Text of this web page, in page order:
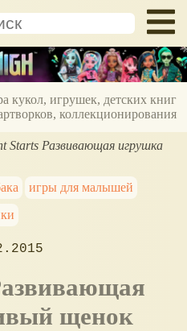
кукол, игрушек, детских книг
коллекционирования
Starts Развивающая игрушка
игры для малышей
щенок